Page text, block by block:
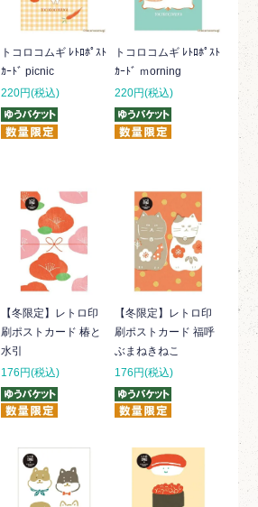
トコロコムギ ﾚﾄﾛﾎﾟｽﾄ
ｶｰﾄﾞ picnic
220円(税込)
トコロコムギ ﾚﾄﾛﾎﾟｽﾄ
ｶｰﾄﾞ ｍorning
220円(税込)
【冬限定】レトロ印
刷ポストカード 椿と
水引
176円(税込)
【冬限定】レトロ印
刷ポストカード 福呼
ぶまねきねこ
176円(税込)